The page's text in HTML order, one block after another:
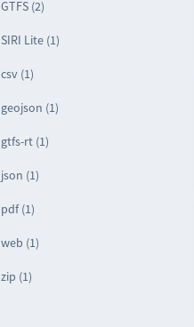
GTFS (2)
SIRI Lite (1)
csv (1)
geojson (1)
gtfs-rt (1)
json (1)
pdf (1)
web (1)
zip (1)